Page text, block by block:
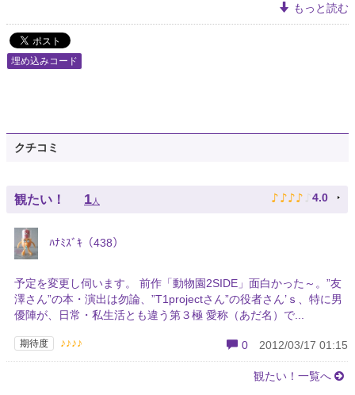
もっと読む
埋め込みコード
クチコミ
観たい！ 1人 ♪ ♪ ♪ ♪ ♪ 4.0
ﾊﾅﾐｽﾞｷ（438）
予定を変更し伺います。 前作「動物園2SIDE」面白かった～。”友
澤さん”の本・演出は勿論、”T1projectさん”の役者さん’ｓ、特に男
優陣が、日常・私生活とも違う第３極 愛称（あだ名）で...
期待度 ♪♪♪♪ 0 2012/03/17 01:15
観たい！一覧へ